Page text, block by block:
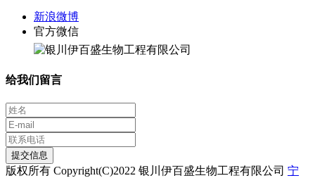
新浪微博
官方微信
给我们留言
提交信息
版权所有 Copyright(C)2022 银川伊百盛生物工程有限公司 宁